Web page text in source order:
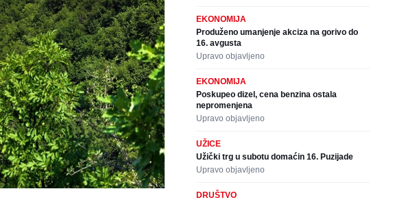
EKONOMIJA
Produženo umanjenje akciza na gorivo do
16. avgusta
Upravo objavljeno
EKONOMIJA
Poskupeo dizel, cena benzina ostala
nepromenjena
Upravo objavljeno
UŽICE
Užički trg u subotu domaćin 16. Puzijade
Upravo objavljeno
DRUŠTVO